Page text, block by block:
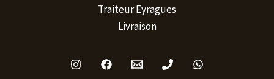
Traiteur Eyragues
Livraison